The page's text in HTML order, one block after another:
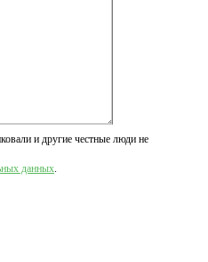
и другие честные люди не
данных.